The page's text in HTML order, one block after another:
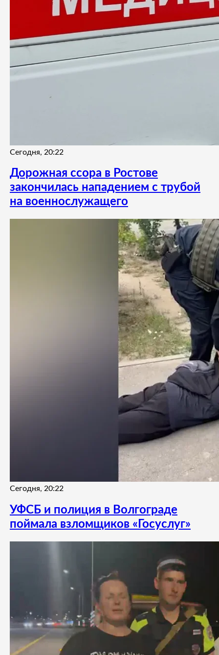
Сегодня, 20:22
Дорожная ссора в Ростове
закончилась нападением с трубой
на военнослужащего
Сегодня, 20:22
УФСБ и полиция в Волгограде
поймала взломщиков «Госуслуг»